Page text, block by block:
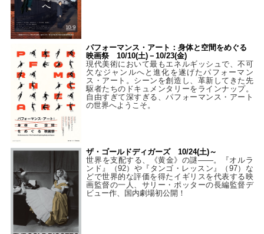
パフォーマンス・アート：身体と空間をめぐる
映画祭 10/10(土)－10/23(金)
現代美術において最もエネルギッシュで、不可
欠なジャンルへと進化を遂げたパフォーマン
ス・アート。シーンを創造し、革新してきた先
駆者たちのドキュメンタリーをラインナップ。
自由すぎて深すぎる、パフォーマンス・アート
の世界へようこそ。
ザ・ゴールドディガーズ 10/24(土)～
世界を支配する、《黄金》の謎――。『オルラ
ンド』（92）や『タンゴ・レッスン』（97）な
どで世界的な評価を得たイギリスを代表する映
画監督の一人、サリー・ポッターの長編監督デ
ビュー作、国内劇場初公開！